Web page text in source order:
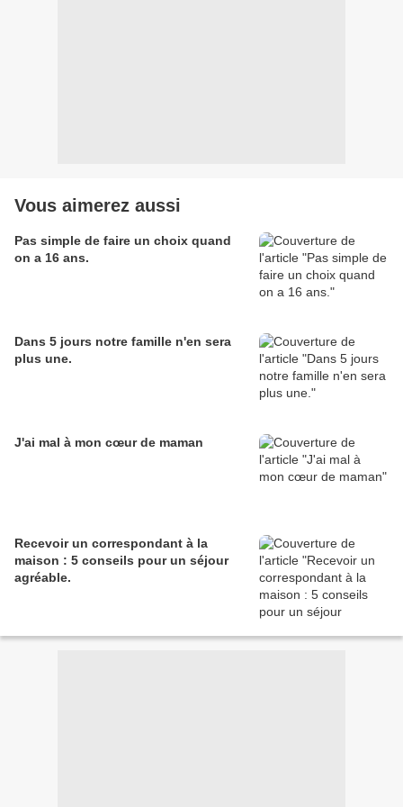
Vous aimerez aussi
Pas simple de faire un choix quand
on a 16 ans.
Dans 5 jours notre famille n'en sera
plus une.
J'ai mal à mon cœur de maman
Recevoir un correspondant à la
maison : 5 conseils pour un séjour
agréable.